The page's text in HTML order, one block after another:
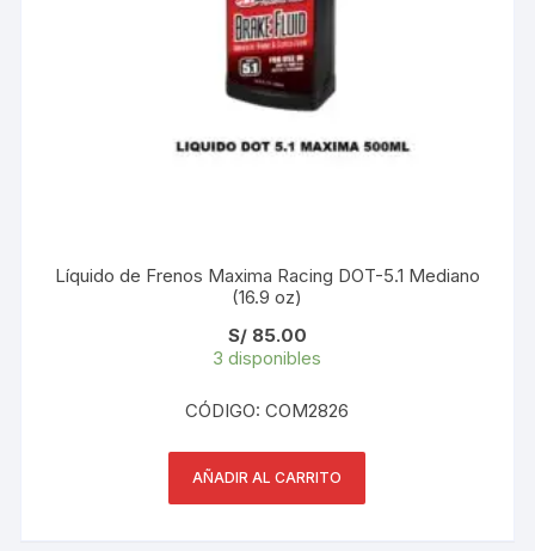
Líquido de Frenos Maxima Racing DOT-5.1 Mediano
(16.9 oz)
S/85.00
3 disponibles
CÓDIGO: COM2826
AÑADIR AL CARRITO